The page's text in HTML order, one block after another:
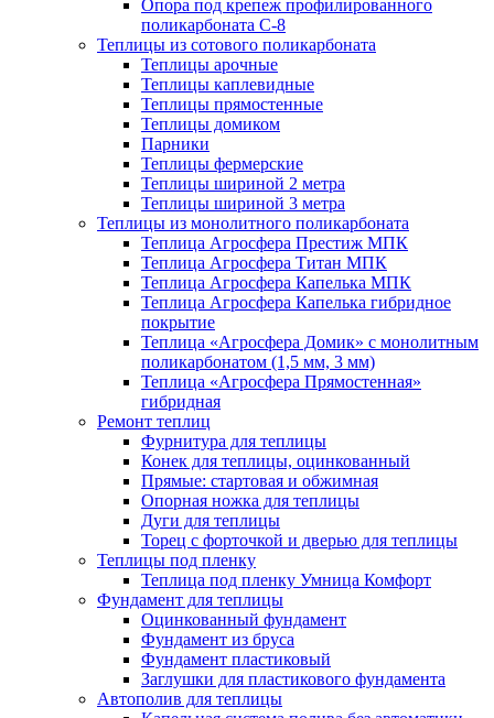
Опора под крепеж профилированного
поликарбоната С-8
Теплицы из сотового поликарбоната
Теплицы арочные
Теплицы каплевидные
Теплицы прямостенные
Теплицы домиком
Парники
Теплицы фермерские
Теплицы шириной 2 метра
Теплицы шириной 3 метра
Теплицы из монолитного поликарбоната
Теплица Агросфера Престиж МПК
Теплица Агросфера Титан МПК
Теплица Агросфера Капелька МПК
Теплица Агросфера Капелька гибридное
покрытие
Теплица «Агросфера Домик» с монолитным
поликарбонатом (1,5 мм, 3 мм)
Теплица «Агросфера Прямостенная»
гибридная
Ремонт теплиц
Фурнитура для теплицы
Конек для теплицы, оцинкованный
Прямые: стартовая и обжимная
Опорная ножка для теплицы
Дуги для теплицы
Торец с форточкой и дверью для теплицы
Теплицы под пленку
Теплица под пленку Умница Комфорт
Фундамент для теплицы
Оцинкованный фундамент
Фундамент из бруса
Фундамент пластиковый
Заглушки для пластикового фундамента
Автополив для теплицы